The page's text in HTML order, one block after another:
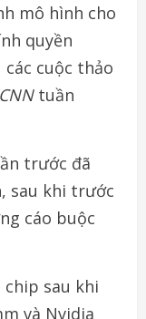
mô hình cho
quyền
cuộc thảo
CNNtuần
trước đã
sau khi trước
cáo buộc
sau khi
và Nvidia